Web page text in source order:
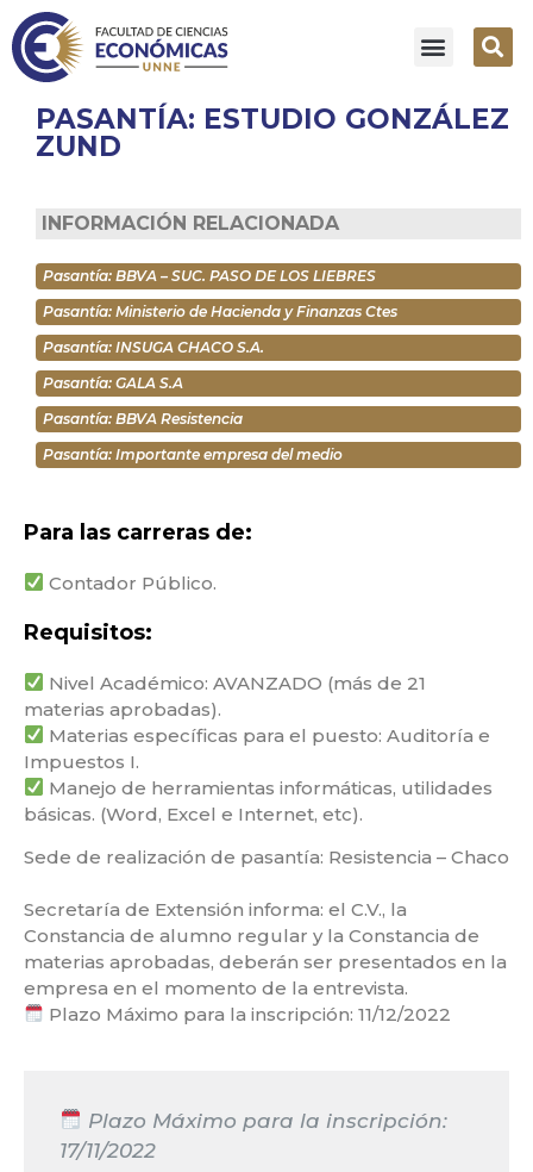
Para las carreras de:
Contador Público.
Requisitos:
Nivel Académico: AVANZADO (más de 21
materias aprobadas).⁣
Materias específicas para el puesto: Auditoría e
Impuestos I.⁣
Manejo de herramientas informáticas, utilidades
básicas. (Word, Excel e Internet, etc).⁣
Sede de realización de pasantía: Resistencia – Chaco⁣
Secretaría de Extensión informa: el C.V., la
Constancia de alumno regular y la Constancia de
materias aprobadas, deberán ser presentados en la
empresa en el momento de la entrevista.⁣
Plazo Máximo para la inscripción: 11/12/2022⁣
Plazo Máximo para la inscripción:
17/11/2022
PASANTÍA: ESTUDIO GONZÁLEZ
ZUND
INFORMACIÓN RELACIONADA
Pasantía: BBVA – SUC. PASO DE LOS LIEBRES
Pasantía: Ministerio de Hacienda y Finanzas Ctes
Pasantía: INSUGA CHACO S.A.
Pasantía: GALA S.A
Pasantía: BBVA Resistencia
Pasantía: Importante empresa del medio